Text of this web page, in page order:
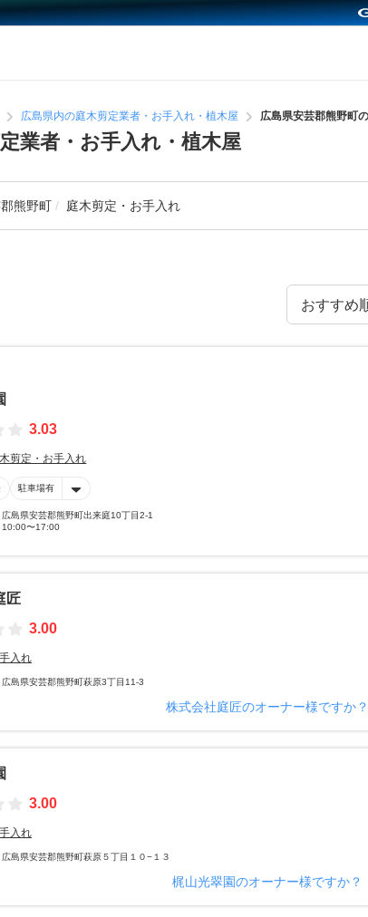
広島県内の庭木剪定業者・お手入れ・植木屋 広島県安芸郡熊野町
業者・お手入れ・植木屋
熊野町 庭木剪定・お手入れ
3.03
剪定・お手入れ
駐車場有
広島県安芸郡熊野町出来庭10丁目2-1
10:00〜17:00
匠
3.00
入れ
広島県安芸郡熊野町萩原3丁目11-3
株式会社庭匠のオーナー様ですか？
3.00
入れ
広島県安芸郡熊野町萩原５丁目１０−１３
梶山光翠園のオーナー様ですか？